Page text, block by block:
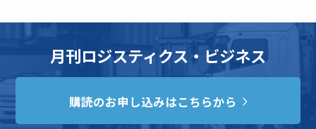
月刊ロジスティクス・ビジネス
購読のお申し込みはこちらから